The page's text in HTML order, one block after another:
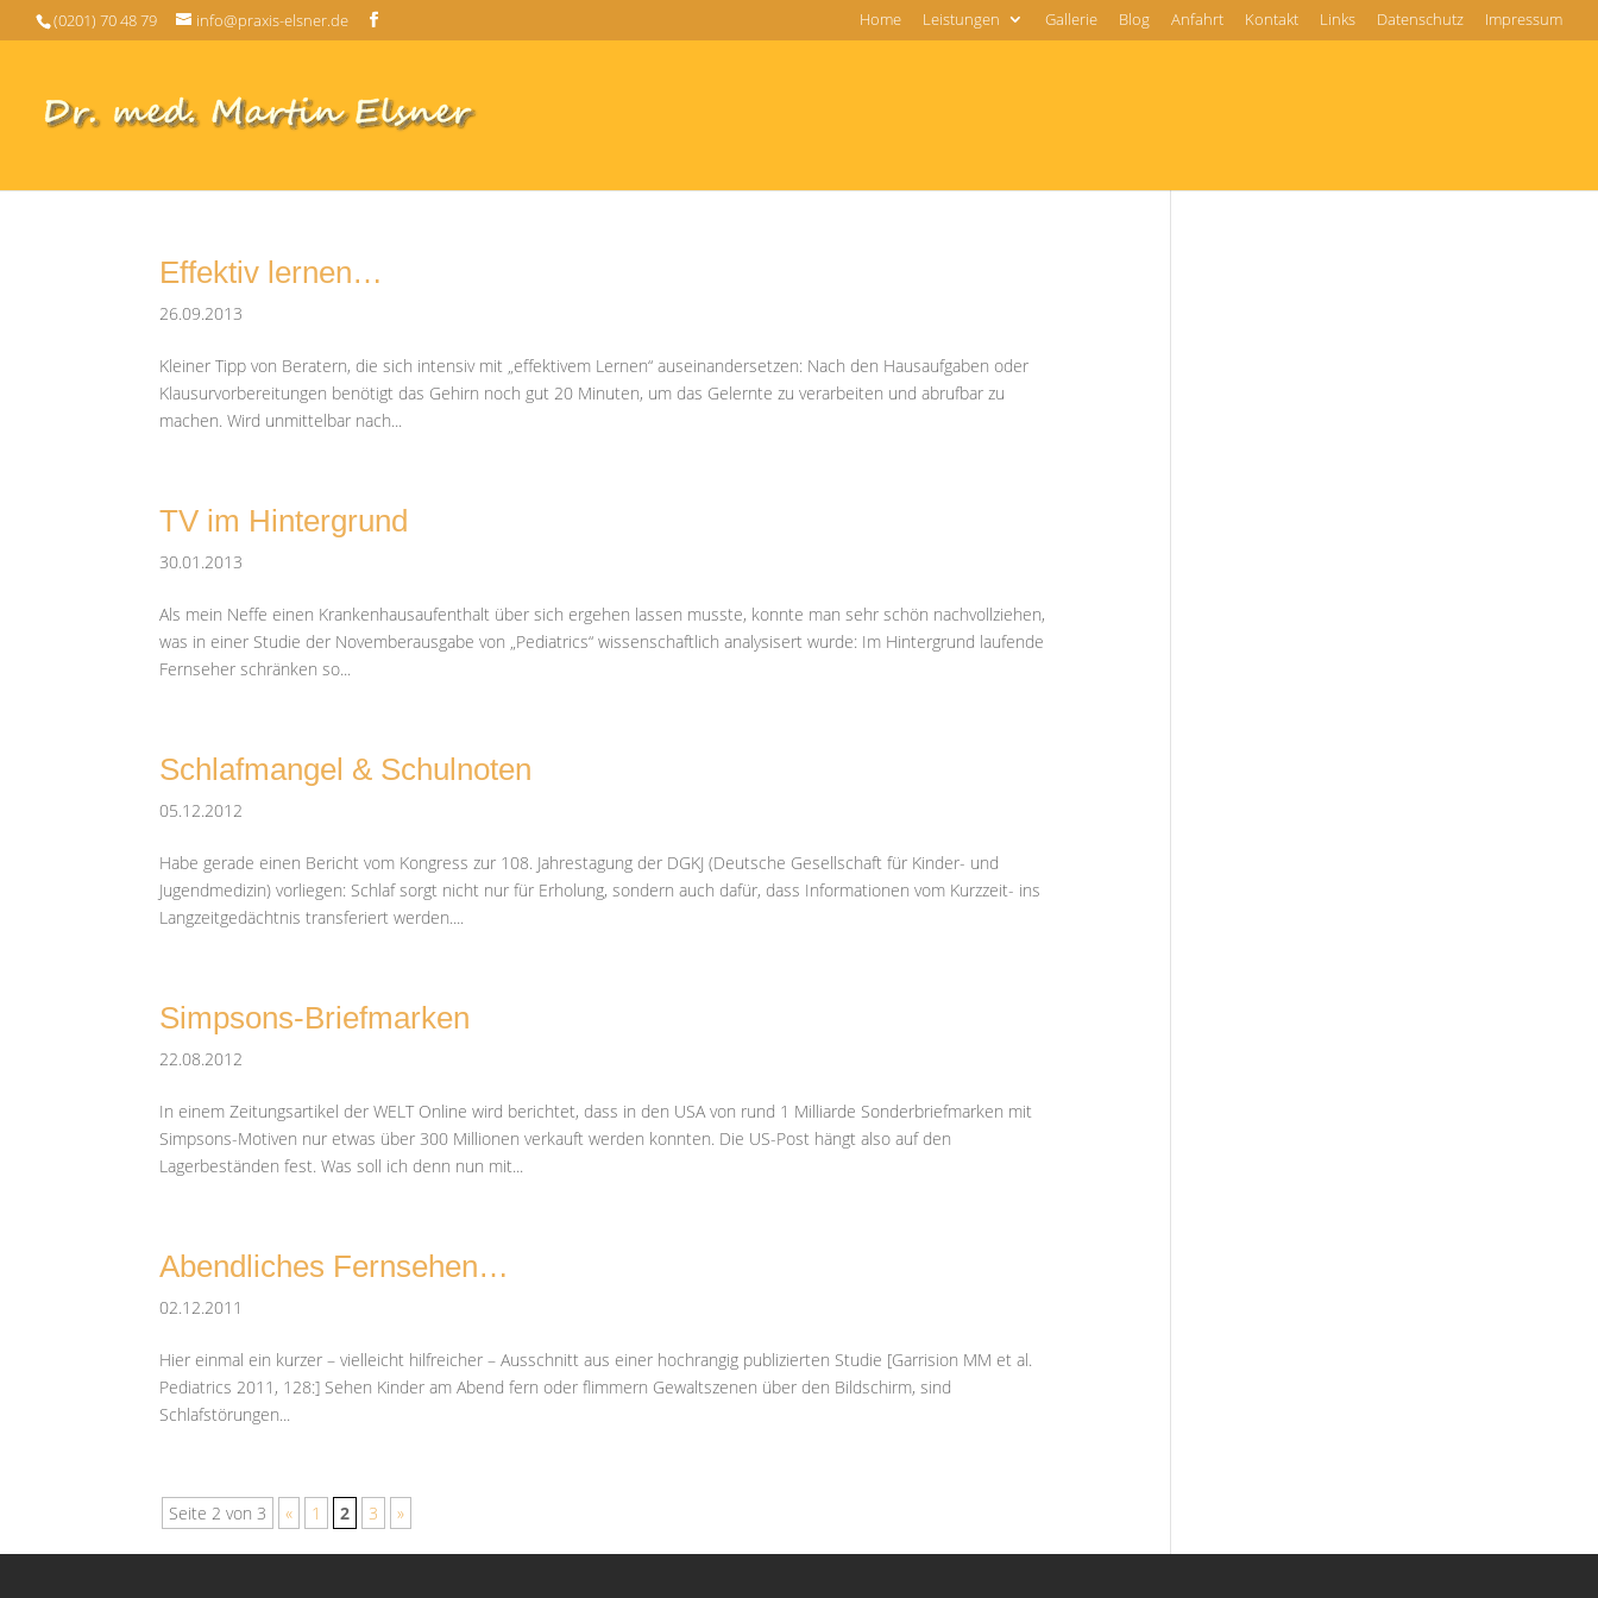
(0201) 70 48 79 info@praxis-elsner.de Home Leistungen Gallerie Blog Anfahrt Kontakt Links Datenschutz Impressum
Effektiv lernen…
26.09.2013
Kleiner Tipp von Beratern, die sich intensiv mit „effektivem Lernen“ auseinandersetzen: Nach den Hausaufgaben oder
Klausurvorbereitungen benötigt das Gehirn noch gut 20 Minuten, um das Gelernte zu verarbeiten und abrufbar zu
machen. Wird unmittelbar nach...
TV im Hintergrund
30.01.2013
Als mein Neffe einen Krankenhausaufenthalt über sich ergehen lassen musste, konnte man sehr schön nachvollziehen,
was in einer Studie der Novemberausgabe von „Pediatrics“ wissenschaftlich analysisert wurde: Im Hintergrund laufende
Fernseher schränken so...
Schlafmangel & Schulnoten
05.12.2012
Habe gerade einen Bericht vom Kongress zur 108. Jahrestagung der DGKJ (Deutsche Gesellschaft für Kinder- und
Jugendmedizin) vorliegen: Schlaf sorgt nicht nur für Erholung, sondern auch dafür, dass Informationen vom Kurzzeit- ins
Langzeitgedächtnis transferiert werden....
Simpsons-Briefmarken
22.08.2012
In einem Zeitungsartikel der WELT Online wird berichtet, dass in den USA von rund 1 Milliarde Sonderbriefmarken mit
Simpsons-Motiven nur etwas über 300 Millionen verkauft werden konnten. Die US-Post hängt also auf den
Lagerbeständen fest. Was soll ich denn nun mit...
Abendliches Fernsehen…
02.12.2011
Hier einmal ein kurzer – vielleicht hilfreicher – Ausschnitt aus einer hochrangig publizierten Studie [Garrision MM et al.
Pediatrics 2011, 128:] Sehen Kinder am Abend fern oder flimmern Gewaltszenen über den Bildschirm, sind
Schlafstörungen...
Seite 2 von 3 « 1 2 3 »